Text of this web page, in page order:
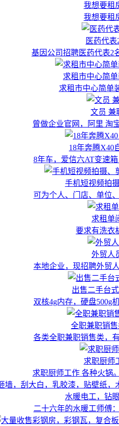
我想要租
我想要租
医药代表
基因公司招聘医药代表2
求租市中心简单
求租市中心简单
文员 兼
曾做企业官网，阿里 淘
18年奔腾X40
8年车，爱信六AT变速
手机短视频拍
可为个人、门店、单位
求租单
要求有洗衣
外贸人
本地企业，现招聘外贸
出售二手台
双核4g内存，硬盘500g
全职兼职销
各类全职兼职销售类，
求职厨师
求职厨师工作 各种火锅
水暖电工，钻
二十六年的水暖工师傅